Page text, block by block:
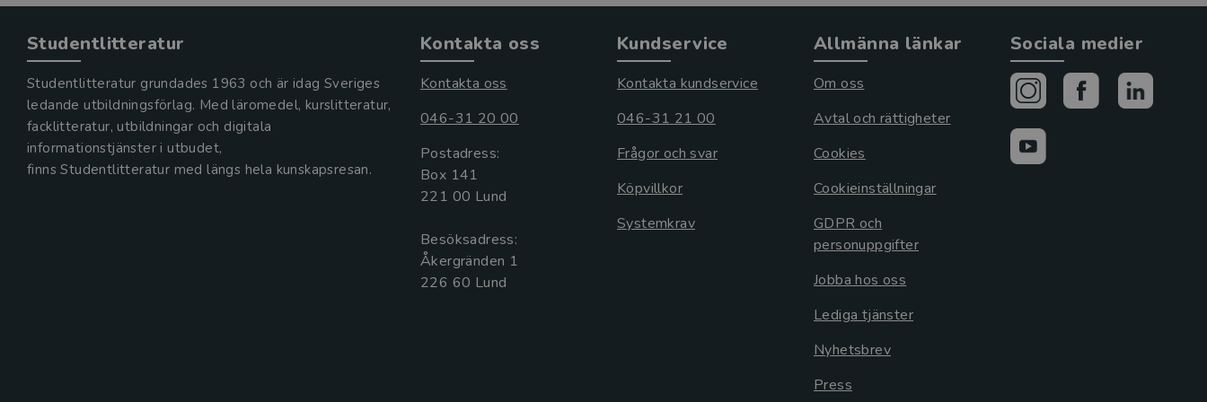
Studentlitteratur
Studentlitteratur grundades 1963 och är idag Sveriges
ledande utbildningsförlag. Med läromedel, kurslitteratur,
facklitteratur, utbildningar och digitala
informationstjänster i utbudet,
finns Studentlitteratur med längs hela kunskapsresan.
Kontakta oss
Kontakta oss
046-31 20 00
Postadress:
Box 141
221 00 Lund
Besöksadress:
Åkergränden 1
Kundservice
Kontakta kundservice
046-31 21 00
Frågor och svar
Köpvillkor
Systemkrav
Allmänna länkar
Om oss
Avtal och rättigheter
Cookies
Cookieinställningar
GDPR och
personuppgifter
Jobba hos oss
Lediga tjänster
Nyhetsbrev
Press
Sociala medier